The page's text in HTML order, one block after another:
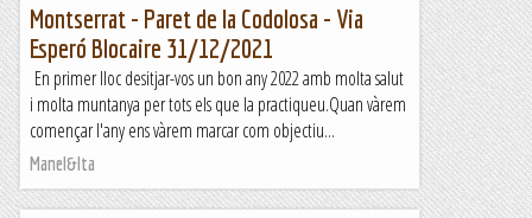
Montserrat - Paret de la Codolosa - Via
Esperó Blocaire 31/12/2021
En primer lloc desitjar-vos un bon any 2022 amb molta salut
i molta muntanya per tots els que la practiqueu.Quan vàrem
començar l'any ens vàrem marcar com objectiu...
Manel&Ita